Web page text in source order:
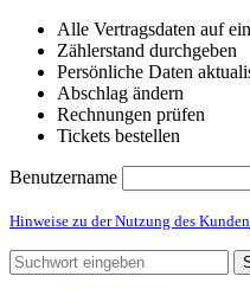
Alle Vertragsdaten auf
Zählerstand durchgeben
Persönliche Daten
Abschlag ändern
Rechnungen prüfen
Tickets bestellen
Benutzername
Hinweise zu der Nutzung des